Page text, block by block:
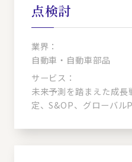
点検討
業界：
自動車・自動車部品
サービス：
未来予測を踏まえた成
定、S&OP、グローバル